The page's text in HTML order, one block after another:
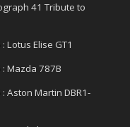
41 Tribute to
Lotus Elise GT1
Mazda 787B
Aston Martin DBR1-